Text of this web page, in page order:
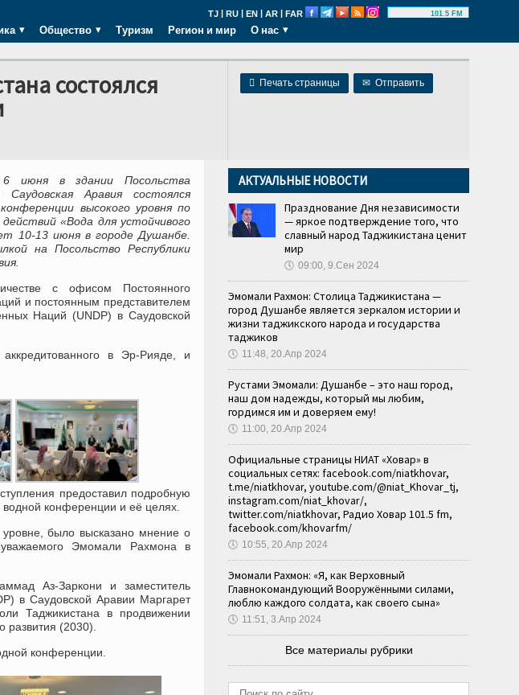
TJ | RU | EN | AR | FAR 101.5 FM
Общество Туризм Регион и мир О нас
 Печать страницы ✉ Отправить
состоялся
6 июня в здании Посольства
Аравия состоялся
высокого уровня по
«Вода для устойчивого
10-13 июня в городе Душанбе.
на Посольство Республики
с офисом Постоянного
и постоянным представителем
Наций (UNDP) в Саудовской
в Эр-Рияде, и
предоставил подробную
конференции и её целях.
было высказано мнение о
уважаемого Эмомали Рахмона в
Аз-Заркони и заместитель
в Саудовской Аравии Маргарет
Таджикистана в продвижении
развития (2030).
конференции.
АКТУАЛЬНЫЕ НОВОСТИ
Празднование Дня независимости
— яркое подтверждение того, что
славный народ Таджикистана ценит
мир
🕔 09:00, 9.Сен 2024
Эмомали Рахмон: Столица Таджикистана —
город Душанбе является зеркалом истории и
жизни таджикского народа и государства
таджиков
🕔 11:48, 20.Апр 2024
Рустами Эмомали: Душанбе – это наш город,
наш дом надежды, который мы любим,
гордимся им и доверяем ему!
🕔 11:00, 20.Апр 2024
Официальные страницы НИАТ «Ховар» в
социальных сетях: facebook.com/niatkhovar,
t.me/niatkhovar, youtube.com/@niat_Khovar_tj,
instagram.com/niat_khovar/,
twitter.com/niatkhovar, Радио Ховар 101.5 fm,
facebook.com/khovarfm/
🕔 10:55, 20.Апр 2024
Эмомали Рахмон: «Я, как Верховный
Главнокомандующий Вооружёнными силами,
люблю каждого солдата, как своего сына»
🕔 11:51, 3.Апр 2024
Все материалы рубрики